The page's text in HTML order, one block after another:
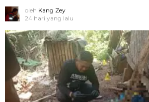
oleh Kang Zey
24 hari yang lalu